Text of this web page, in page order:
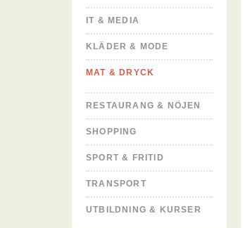
IT & MEDIA
KLÄDER & MODE
MAT & DRYCK
RESTAURANG & NÖJEN
SHOPPING
SPORT & FRITID
TRANSPORT
UTBILDNING & KURSER